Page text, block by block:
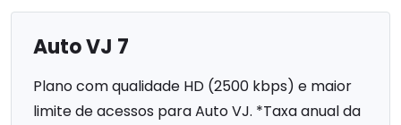
Auto VJ 7
Plano com qualidade HD (2500 kbps) e maior
limite de acessos para Auto VJ. *Taxa anual da